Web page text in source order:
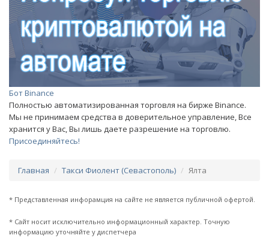
Бот Binance
Полностью автоматизированная торговля на бирже Binance.
Мы не принимаем средства в доверительное управление, Все
хранится у Вас, Вы лишь даете разрешение на торговлю.
Присоединяйтесь!
Главная Такси Фиолент (Севастополь) Ялта
* Представленная инфорамция на сайте не является публичной офертой.
* Сайт носит исключительно информационный характер. Точную
информацию уточняйте у диспетчера